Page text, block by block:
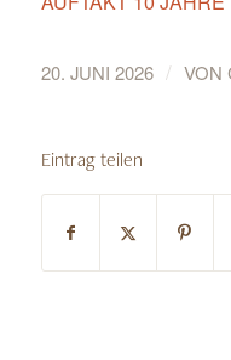
20. JUNI 2026 / VON
Eintrag teilen